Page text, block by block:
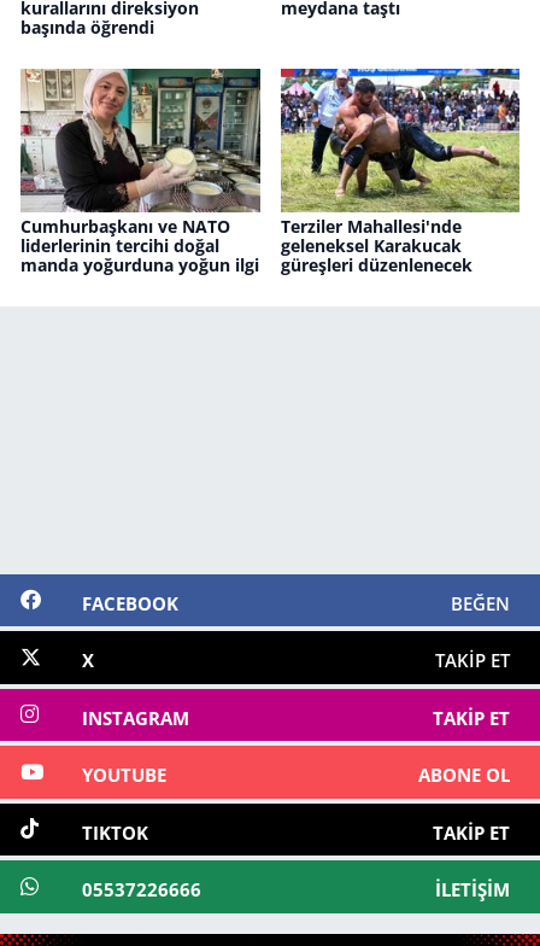
kurallarını direksiyon
başında öğrendi
meydana taştı
Cumhurbaşkanı ve NATO
liderlerinin tercihi doğal
manda yoğurduna yoğun ilgi
Terziler Mahallesi'nde
geleneksel Karakucak
güreşleri düzenlenecek
FACEBOOK BEĞEN
X TAKIP ET
INSTAGRAM TAKIP ET
YOUTUBE ABONE OL
TIKTOK TAKIP ET
05537226666 İLETIŞIM